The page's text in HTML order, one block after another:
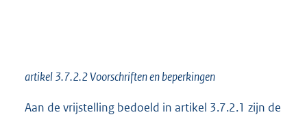
artikel 3.7.2.2 Voorschriften en beperkingen
Aan de vrijstelling bedoeld in artikel 3.7.2.1 zijn de